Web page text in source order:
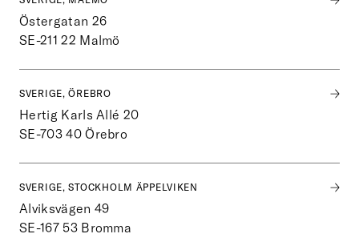
Östergatan 26
SE-211 22 Malmö
SVERIGE, ÖREBRO
Hertig Karls Allé 20
SE-703 40 Örebro
SVERIGE, STOCKHOLM ÄPPELVIKEN
Alviksvägen 49
SE-167 53 Bromma